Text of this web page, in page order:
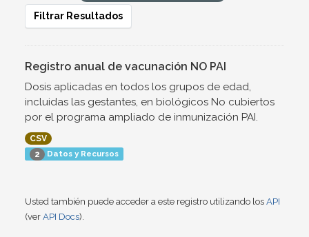
Filtrar Resultados
Registro anual de vacunación NO PAI
Dosis aplicadas en todos los grupos de edad,
incluidas las gestantes, en biológicos No cubiertos
por el programa ampliado de inmunización PAI.
CSV
2 Datos y Recursos
Usted también puede acceder a este registro utilizando los API
(ver API Docs).